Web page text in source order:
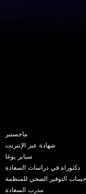
ماجستير
شهادة عبر الإنترنت
سباير يوغا
دكتوراه في دراسات السعادة
حساب التوفير الصحي للمنظمة
مدرب السعادة